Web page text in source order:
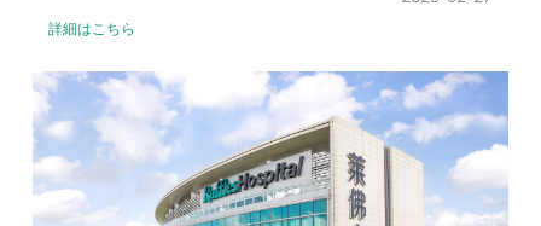
詳細はこちら